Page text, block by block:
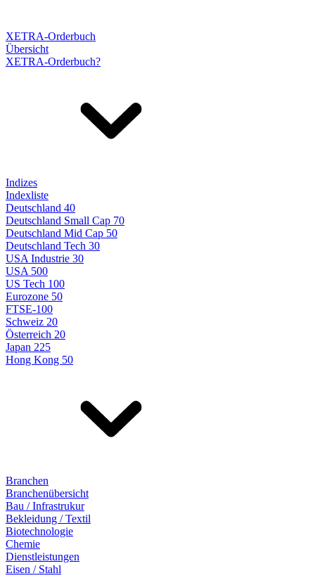
XETRA-Orderbuch
Übersicht
XETRA-Orderbuch?
Indizes
Indexliste
Deutschland 40
Deutschland Small Cap 70
Deutschland Mid Cap 50
Deutschland Tech 30
USA Industrie 30
USA 500
US Tech 100
Eurozone 50
FTSE-100
Schweiz 20
Österreich 20
Japan 225
Hong Kong 50
Branchen
Branchenübersicht
Bau / Infrastrukur
Bekleidung / Textil
Biotechnologie
Chemie
Dienstleistungen
Eisen / Stahl